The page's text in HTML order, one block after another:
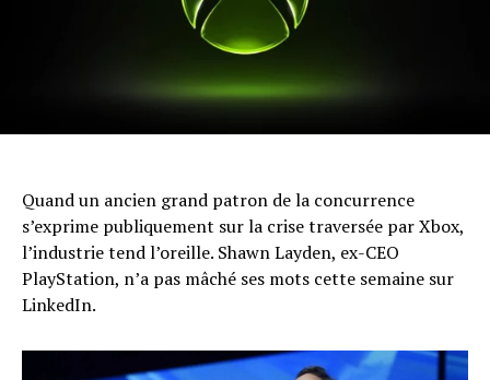
Quand un ancien grand patron de la concurrence
s’exprime publiquement sur la crise traversée par Xbox,
l’industrie tend l’oreille. Shawn Layden, ex-CEO
PlayStation, n’a pas mâché ses mots cette semaine sur
LinkedIn.